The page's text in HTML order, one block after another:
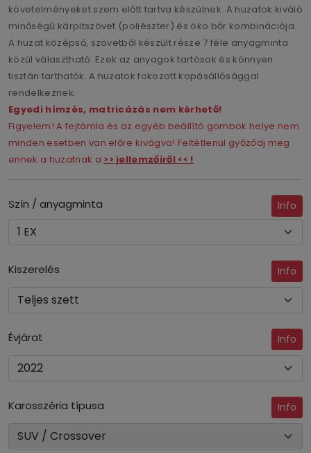
követelményeket szem előtt tartva készülnek. A huzatok kiváló
minőségű kárpitszövet (poliészter) és öko bőr kombinációja.
A huzat középső, szövetből készült része 7 féle anyagminta
közül választható. Ezek az anyagok tartósak és könnyen
tisztán tarthatók. A huzatok fokozott kopásállósággal
rendelkeznek.
Egyedi hímzés, matricázás nem kérhető!
Figyelem! A fejtámla és az egyéb beállító gombok helye nem
minden esetben van előre kivágva! Feltétlenül győződj meg
ennek a huzatnak a >> jellemzőiről << !
Szín / anyagminta Info
Kiszerelés Info
Évjárat Info
Karosszéria típusa Info